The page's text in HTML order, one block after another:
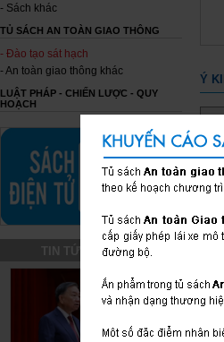
- Sách khác
TỦ SÁCH AN TOÀN GIAO THÔNG
- Đào tạo sát hạch
- An toàn giao thông khác
LUẬT PHÁP - CHIẾN LƯỢC - QUY
HOẠCH
TIN TỨC SỰ KIỆN
Ý